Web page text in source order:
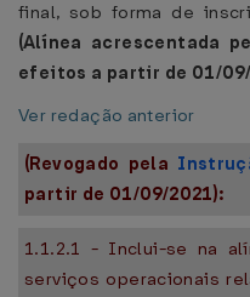
final, sob forma de
(Alínea acrescentada
efeitos a partir de 01/
Ver redação anterior
(Revogado pela
partir de 01/09/2021):
1.1.2.1 - Inclui-se na
serviços operacionais